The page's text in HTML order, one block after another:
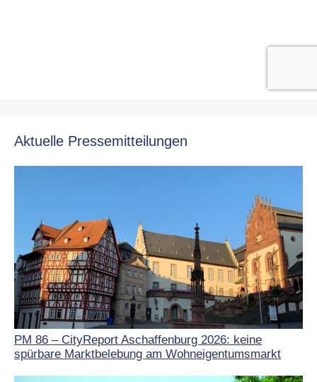
Aktuelle Pressemitteilungen
PM 86 – CityReport Aschaffenburg 2026: keine
spürbare Marktbelebung am Wohneigentumsmarkt